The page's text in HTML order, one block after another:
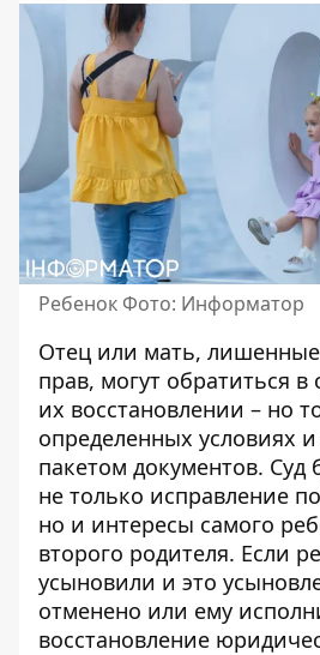
Ребенок Фото: Информатор
Отец или мать, лишенные
прав, могут обратиться в
их восстановлении – но
определенных условиях
пакетом документов. Суд
не только исправление
но и интересы самого
второго родителя. Если
усыновили и это
отменено или ему
восстановление